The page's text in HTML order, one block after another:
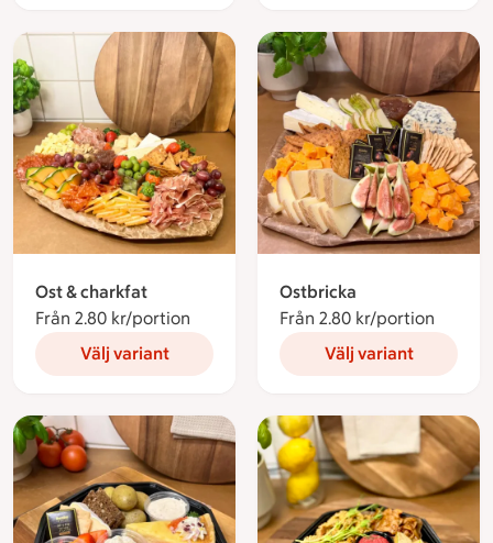
Ost & charkfat
Från 2.80 kr/portion Från 2.80 kronor per portion
Välj variant
Ostbricka
Från 2.80 kr/portion
Välj variant